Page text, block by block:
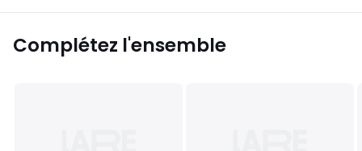
Complétez l'ensemble